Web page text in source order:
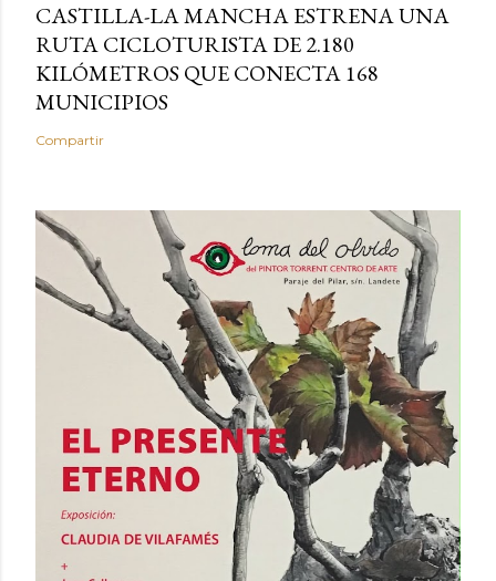
CASTILLA-LA MANCHA ESTRENA UNA
RUTA CICLOTURISTA DE 2.180
KILÓMETROS QUE CONECTA 168
MUNICIPIOS
Compartir